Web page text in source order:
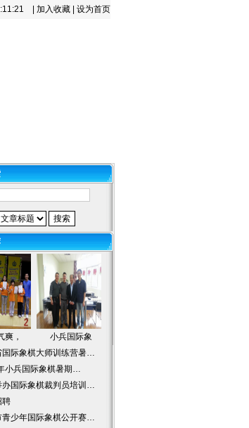
加入收藏 设为首页
爽，
小兵国际象
国际象棋大师训练营暑…
小兵国际象棋暑期…
办国际象棋裁判员培训…
聘
青少年国际象棋公开赛…